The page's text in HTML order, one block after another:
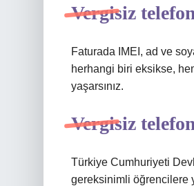
Vergisiz
Faturada IMEI, ad ve
herhangi biri eksikse,
yaşarsınız.
Vergisiz
Türkiye Cumhuriyeti
gereksinimli öğrencilere